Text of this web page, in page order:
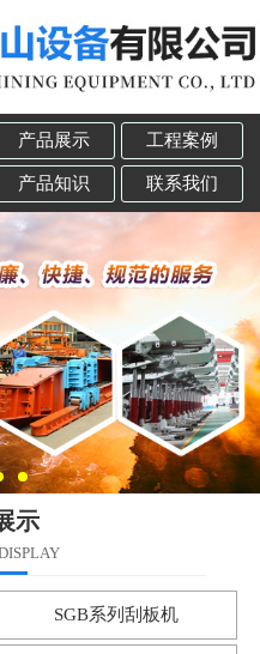
产品展示 工程案例
产品知识 联系我们
示
SGB系列刮板机